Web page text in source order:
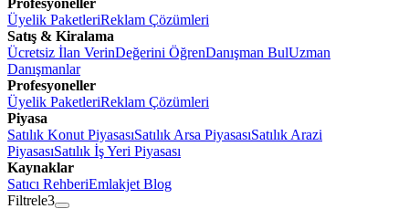
Profesyoneller
Üyelik PaketleriReklam Çözümleri
Satış & Kiralama
Ücretsiz İlan VerinDeğerini ÖğrenDanışman BulUzman
Danışmanlar
Profesyoneller
Üyelik PaketleriReklam Çözümleri
Piyasa
Satılık Konut PiyasasıSatılık Arsa PiyasasıSatılık Arazi
PiyasasıSatılık İş Yeri Piyasası
Kaynaklar
Satıcı RehberiEmlakjet Blog
Filtrele3